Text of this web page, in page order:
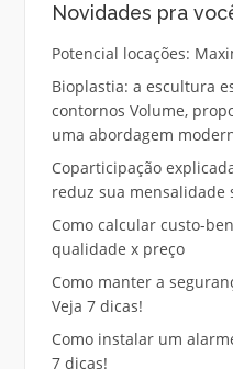
Novidades pra
Potencial locações:
Bioplastia: a escultura
contornos Volume,
uma abordagem
Coparticipação
reduz sua mensalidade
Como calcular custo-
qualidade x preço
Como manter a
Veja 7 dicas!
Como instalar um
7 dicas!